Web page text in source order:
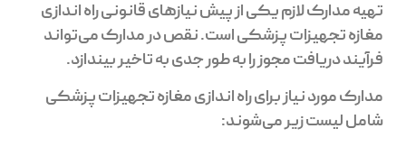
تهیه مدارک لازم یکی از پیش نیازهای قانونی راه اندازی
مغازه تجهیزات پزشکی است. نقص در مدارک می‌تواند
فرآیند دریافت مجوز را به طور جدی به تاخیر بیندازد.
مدارک مورد نیاز برای راه اندازی مغازه تجهیزات پزشکی
شامل لیست زیر می‌شوند: